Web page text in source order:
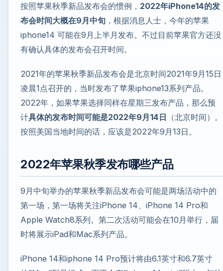
按照苹果秋季新品发布会的惯例， 2022年iPhone14的发
布会时间大概在9月中旬 ，根据消息人士，今年的苹果
iphone14 可能在9月上半月发布。不过目前苹果官方还没
有确认具体的发布会召开时间。
2021年的苹果秋季新品发布会是北京时间2021年9月15日
凌晨1点召开的，当时发布了苹果iphone13系列产品。
2022年，如果苹果选择同样在星期三发布产品，那么预
计具体的发布时间可能是2022年9月14日 （北京时间）。
按照美国当地时间的话，应该是2022年9月13日。
2022年苹果秋季发布哪些产品
9月中旬举办的苹果秋季新品发布会可能是两场活动中的
第一场，第一场将关注iPhone 14、iPhone 14 Pro和
Apple Watch8系列。第二次活动可能会在10月举行，届
时将展示iPad和Mac系列产品。
iPhone 14和iphone 14 Pro预计将由6.1英寸和6.7英寸